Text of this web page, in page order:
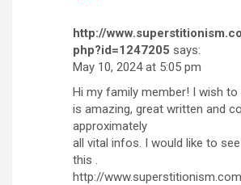
http://
php?id=1247205 says:
May 10, 2024 at 5:05 pm
Hi my family member! I wish
is amazing, great written and
approximately
all vital infos. I would like to
this .
http://